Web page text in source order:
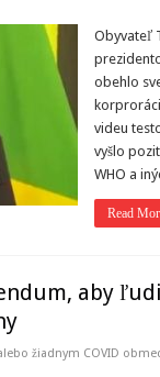
Obyvateľ
obehlo
videu
vyšlo
WHO a
Read
aby
žiadnym COVID